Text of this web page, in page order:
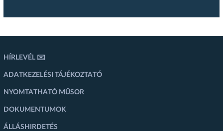
HÍRLEVÉL ✉️
ADATKEZELÉSI TÁJÉKOZTATÓ
NYOMTATHATÓ MŰSOR
DOKUMENTUMOK
ÁLLÁSHIRDETÉS